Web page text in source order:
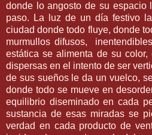
donde lo angosto de su espacio
paso. La luz de un día festivo
ciudad donde todo fluye, donde
murmullos difusos,
estática se alimenta de su
dispersas en el intento de ser
de sus sueños le da un vuelco,
donde todo se mueve en
equilibrio diseminado en cada
sustancia de esas miradas se
verdad en cada producto de